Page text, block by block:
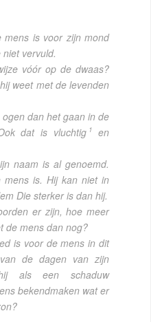
is voor zijn mond
vervuld.
vóór op de dwaas?
weet met de levenden
dan het gaan in de
dat is vluchtig 1
en
naam is al genoemd.
is. Hij kan niet in
Die sterker is dan hij.
er zijn, hoe meer
de mens dan nog?
is voor de mens in dit
de dagen van zijn
als een schaduw
bekendmaken wat er